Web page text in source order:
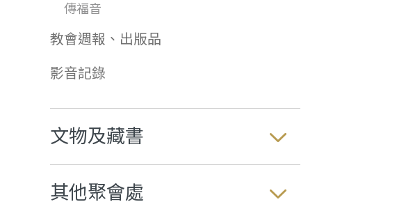
傳福音
教會週報、出版品
影音記錄
文物及藏書
其他聚會處